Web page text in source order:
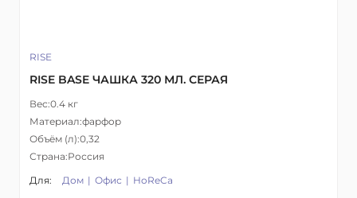
RISE
RISE BASE ЧАШКА 320 МЛ. СЕРАЯ
Вес:0.4 кг
Материал:фарфор
Объём (л):0,32
Страна:Россия
Для:
Дом Офис HoReCa